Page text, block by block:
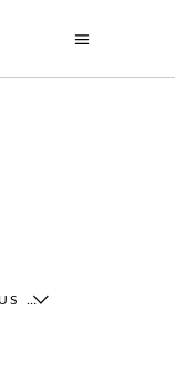
TRI DU PLUS RÉCENT AU PLUS ANCIEN